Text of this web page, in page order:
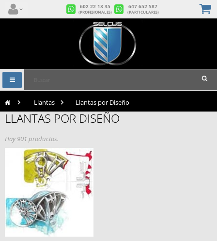
602 22 13 35
(PROFESIONALES)
647 652 587
(PARTICULARES)
Navegación
Toggle
Llantas Llantas por Diseño
LLANTAS POR DISEÑO
Hay 901 productos.